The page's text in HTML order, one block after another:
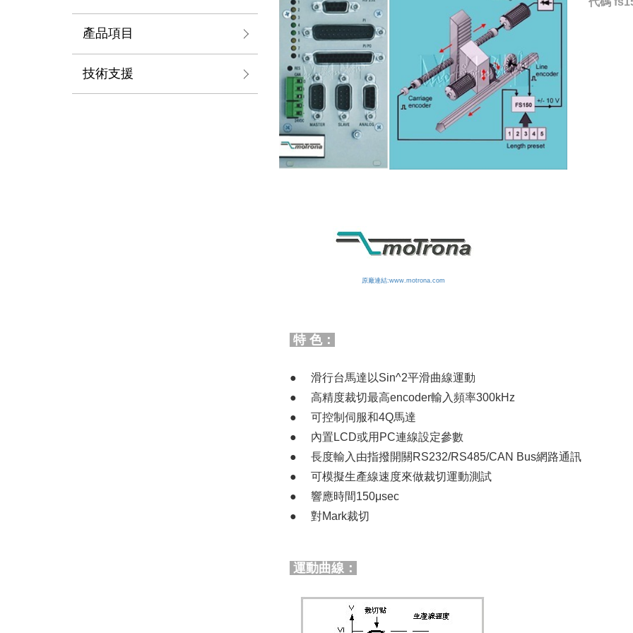
產品項目
技術支援
原廠連結:www.motrona.com
特 色：
滑行台馬達以Sin^2平滑曲線運動
高精度裁切最高encoder輸入頻率300kHz
可控制伺服和4Q馬達
內置LCD或用PC連線設定參數
長度輸入由指撥開關RS232/RS485/CAN Bus網路通訊
可模擬生產線速度來做裁切運動測試
響應時間150μsec
對Mark裁切
運動曲線：